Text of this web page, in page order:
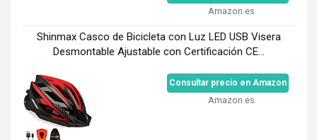
Amazon.es
Shinmax Casco de Bicicleta con Luz LED USB Visera
Desmontable Ajustable con Certificación CE...
Consultar precio en Amazon
Amazon.es